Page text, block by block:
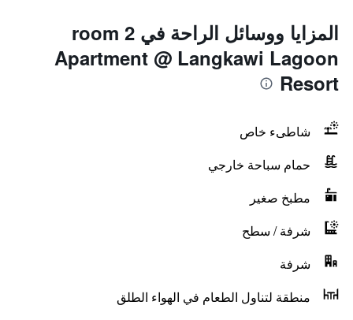
المزايا ووسائل الراحة في 2 room
Apartment @ Langkawi Lagoon
Resort
شاطىء خاص
حمام سباحة خارجي
مطبخ صغير
شرفة / سطح
شرفة
منطقة لتناول الطعام في الهواء الطلق